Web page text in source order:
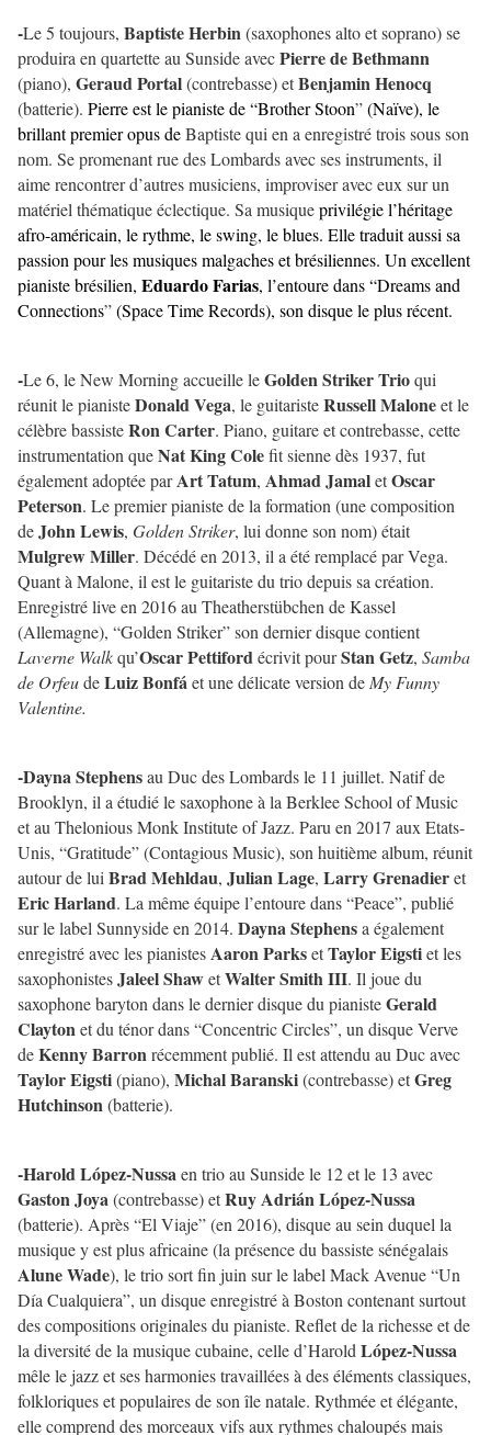
-Le 5 toujours, Baptiste Herbin(saxophones alto et soprano) se
produira en quartette au Sunside avecPierre de Bethmann
(piano), Geraud Portal(contrebasse) etBenjamin Henocq
(batterie). Pierre est le pianiste de “Brother Stoon”(Naïve), le
brillant premier opus deBaptiste qui en a enregistré trois sous son
nom. Se promenant rue des Lombards avec ses instruments, il
aime rencontrer d’autres musiciens, improviser avec eux sur un
matériel thématique éclectique. Sa musiqueprivilégie l’héritage
afro-américain, le rythme, le swing, le blues. Elle traduit aussi sa
passion pour les musiques malgaches et brésiliennes. Un excellent
pianiste brésilien, Eduardo Farias, l’entoure dans “Dreams and
Connections”(Space Time Records), son disque le plus récent.
-Le 6, le New Morning accueille leGolden Striker Trioqui
réunit le pianisteDonald Vega, le guitaristeRussell Maloneet le
célèbre bassisteRon Carter. Piano, guitare et contrebasse, cette
instrumentation queNat King Colefit sienne dès 1937, fut
également adoptée parArt Tatum, Ahmad JamaletOscar
Peterson. Le premier pianiste de la formation (une composition
deJohn Lewis, Golden Striker, lui donne son nom) était
Mulgrew Miller. Décédé en 2013, il a été remplacé par Vega.
Quant à Malone, il est le guitariste du trio depuis sa création.
Enregistré live en 2016 au Theatherstübchen de Kassel
(Allemagne), “Golden Striker” son dernier disque contient
Laverne Walkqu’Oscar Pettifordécrivit pourStan Getz, Samba
de OrfeudeLuiz Bonfáet une délicate version de My Funny
Valentine.
-Dayna Stephensau Duc des Lombards le 11 juillet. Natif de
Brooklyn, il a étudié le saxophone à la Berklee School of Music
et au Thelonious Monk Institute of Jazz. Paru en 2017 aux Etats-
Unis, “Gratitude” (Contagious Music), son huitième album, réunit
autour de lui Brad Mehldau, Julian Lage, Larry Grenadieret
Eric Harland. La même équipe l’entoure dans “Peace”, publié
sur le label Sunnyside en 2014. Dayna Stephensa également
enregistré avec les pianistesAaron ParksetTaylor Eigstiet les
saxophonistesJaleel ShawetWalter Smith III. Il joue du
saxophone baryton dans le dernier disque du pianisteGerald
Claytonet du ténor dans “Concentric Circles”, un disque Verve
deKenny Barronrécemment publié. Il est attendu au Duc avec
Taylor Eigsti(piano), Michal Baranski(contrebasse) etGreg
Hutchinson(batterie).
-Harold López-Nussaen trio au Sunside le 12 et le 13 avec
Gaston Joya(contrebasse) etRuy Adrián López-Nussa
(batterie). Après “El Viaje” (en 2016), disque au sein duquel la
musique y est plus africaine (la présence du bassiste sénégalais
Alune Wade), le trio sort fin juin sur le label Mack Avenue “Un
Día Cualquiera”, un disque enregistré à Boston contenant surtout
des compositions originales du pianiste. Reflet de la richesse et de
la diversité de la musique cubaine, celle d’Harold López-Nussa
mêle le jazz et ses harmonies travailléesà des éléments classiques,
folkloriques et populaires de son île natale. Rythmée et élégante,
elle comprend des morceaux vifs aux rythmes chaloupés mais